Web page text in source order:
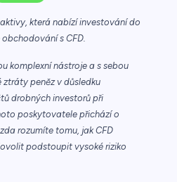
která nabízí investování do
s CFD.
komplexní nástroje a s sebou
ztráty peněz v důsledku
drobných investorů při
poskytovatele přichází o
rozumíte tomu, jak CFD
podstoupit vysoké riziko